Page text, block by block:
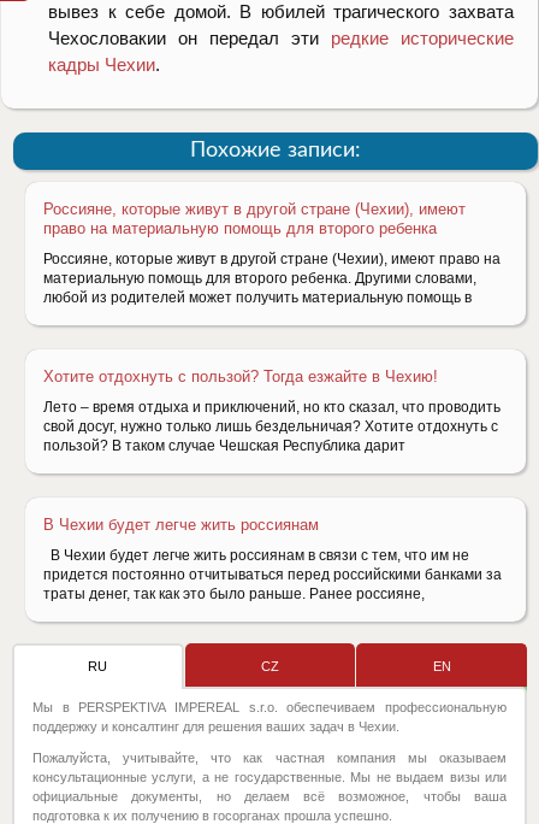
вывез к себе домой. В юбилей трагического захвата
Чехословакии он передал эти редкие исторические
кадры Чехии.
Похожие записи:
Россияне, которые живут в другой стране (Чехии), имеют
право на материальную помощь для второго ребенка
Россияне, которые живут в другой стране (Чехии), имеют право на
материальную помощь для второго ребенка. Другими словами,
любой из родителей может получить материальную помощь в
Хотите отдохнуть с пользой? Тогда езжайте в Чехию!
Лето – время отдыха и приключений, но кто сказал, что проводить
свой досуг, нужно только лишь бездельничая? Хотите отдохнуть с
пользой? В таком случае Чешская Республика дарит
В Чехии будет легче жить россиянам
В Чехии будет легче жить россиянам в связи с тем, что им не
придется постоянно отчитываться перед российскими банками за
траты денег, так как это было раньше. Ранее россияне,
RU CZ EN
Мы в PERSPEKTIVA IMPEREAL s.r.o. обеспечиваем профессиональную
поддержку и консалтинг для решения ваших задач в Чехии.
Пожалуйста, учитывайте, что как частная компания мы оказываем
консультационные услуги, а не государственные. Мы не выдаем визы или
официальные документы, но делаем всё возможное, чтобы ваша
подготовка к их получению в госорганах прошла успешно.